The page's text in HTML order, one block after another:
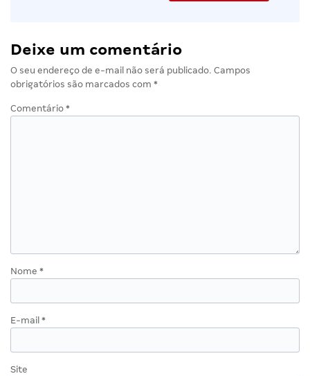
Deixe um comentário
O seu endereço de e-mail não será publicado. Campos
obrigatórios são marcados com *
Comentário *
Nome *
E-mail *
Site